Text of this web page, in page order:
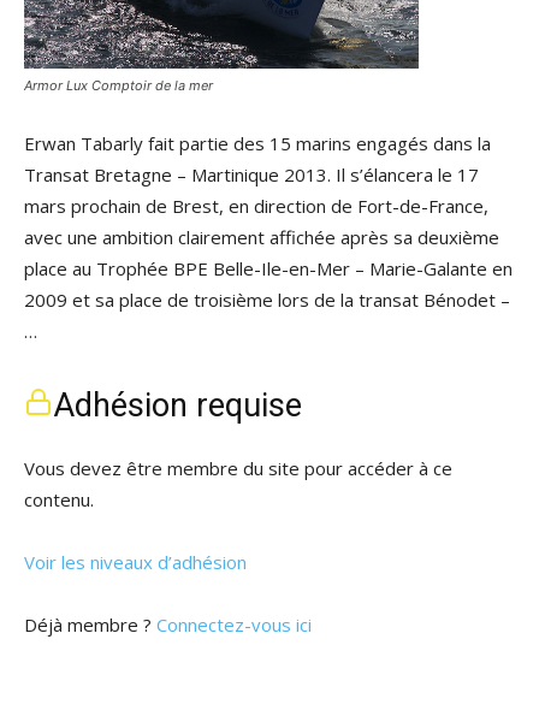
Armor Lux Comptoir de la mer
Erwan Tabarly fait partie des 15 marins engagés dans la
Transat Bretagne – Martinique 2013. Il s’élancera le 17
mars prochain de Brest, en direction de Fort-de-France,
avec une ambition clairement affichée après sa deuxième
place au Trophée BPE Belle-Ile-en-Mer – Marie-Galante en
2009 et sa place de troisième lors de la transat Bénodet –
…
Adhésion requise
Vous devez être membre du site pour accéder à ce
contenu.
Voir les niveaux d’adhésion
Déjà membre ? Connectez-vous ici